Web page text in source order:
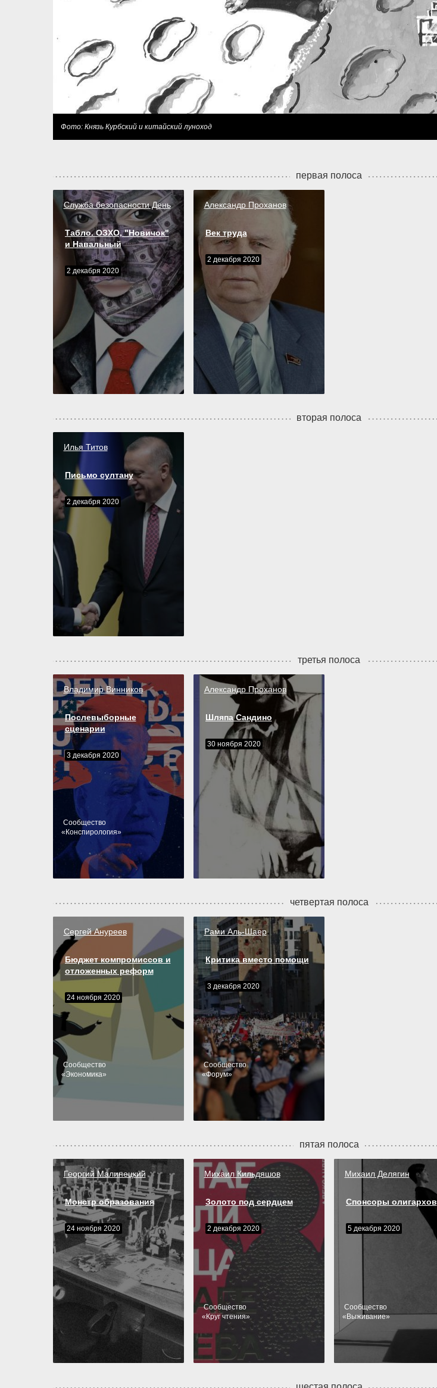
Фото: Князь Курбский и китайский луноход
первая полоса
Служба безопасности День
Табло. ОЗХО, "Новичок"
и Навальный
2 декабря 2020
Александр Проханов
Век труда
2 декабря 2020
вторая полоса
Илья Титов
Письмо султану
2 декабря 2020
третья полоса
Владимир Винников
Послевыборные
сценарии
3 декабря 2020
Cообщество
« Конспирология»
Александр Проханов
Шляпа Сандино
30 ноября 2020
четвертая полоса
Сергей Ануреев
Бюджет компромиссов и
отложенных реформ
24 ноября 2020
Cообщество
«Экономика»
Рами Аль-Шаер
Критика вместо помощи
3 декабря 2020
Cообщество
«Форум»
пятая полоса
Георгий Малинецкий
Монстр образования
24 ноября 2020
Михаил Кильдяшов
Золото под сердцем
2 декабря 2020
Cообщество
« Круг чтения»
Михаил Делягин
Спонсоры олигархов
5 декабря 2020
Cообщество
« Выживание»